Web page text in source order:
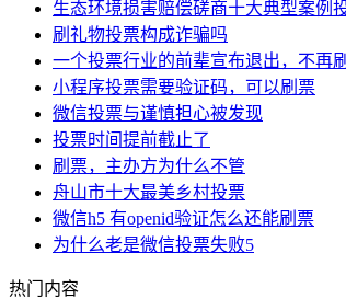
生态环境损害赔偿磋商十大典型案例
刷礼物投票构成诈骗吗
一个投票行业的前辈宣布退出，不再
小程序投票需要验证码，可以刷票
微信投票与谨慎担心被发现
投票时间提前截止了
刷票，主办方为什么不管
舟山市十大最美乡村投票
微信h5 有openid验证怎么还能刷票
为什么老是微信投票失败5
热门内容